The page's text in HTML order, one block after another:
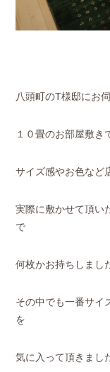
八頭町のT様邸にお
１０畳のお部屋敷き
サイズ感やお色など
実際に敷かせて頂い
で
何枚かお持ちしまし
その中でも一番サイ
を
気に入って頂きまし